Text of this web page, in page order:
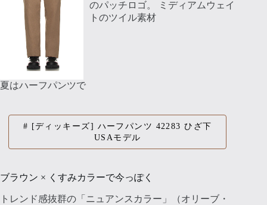
のパッチロゴ。 ミディアムウェイ
トのツイル素材
夏はハーフパンツで
[ディッキーズ] ハーフパンツ 42283 ひざ下
USAモデル
ブラウン × くすみカラーで今っぽく
トレンド感抜群の「ニュアンスカラー」（オリーブ・